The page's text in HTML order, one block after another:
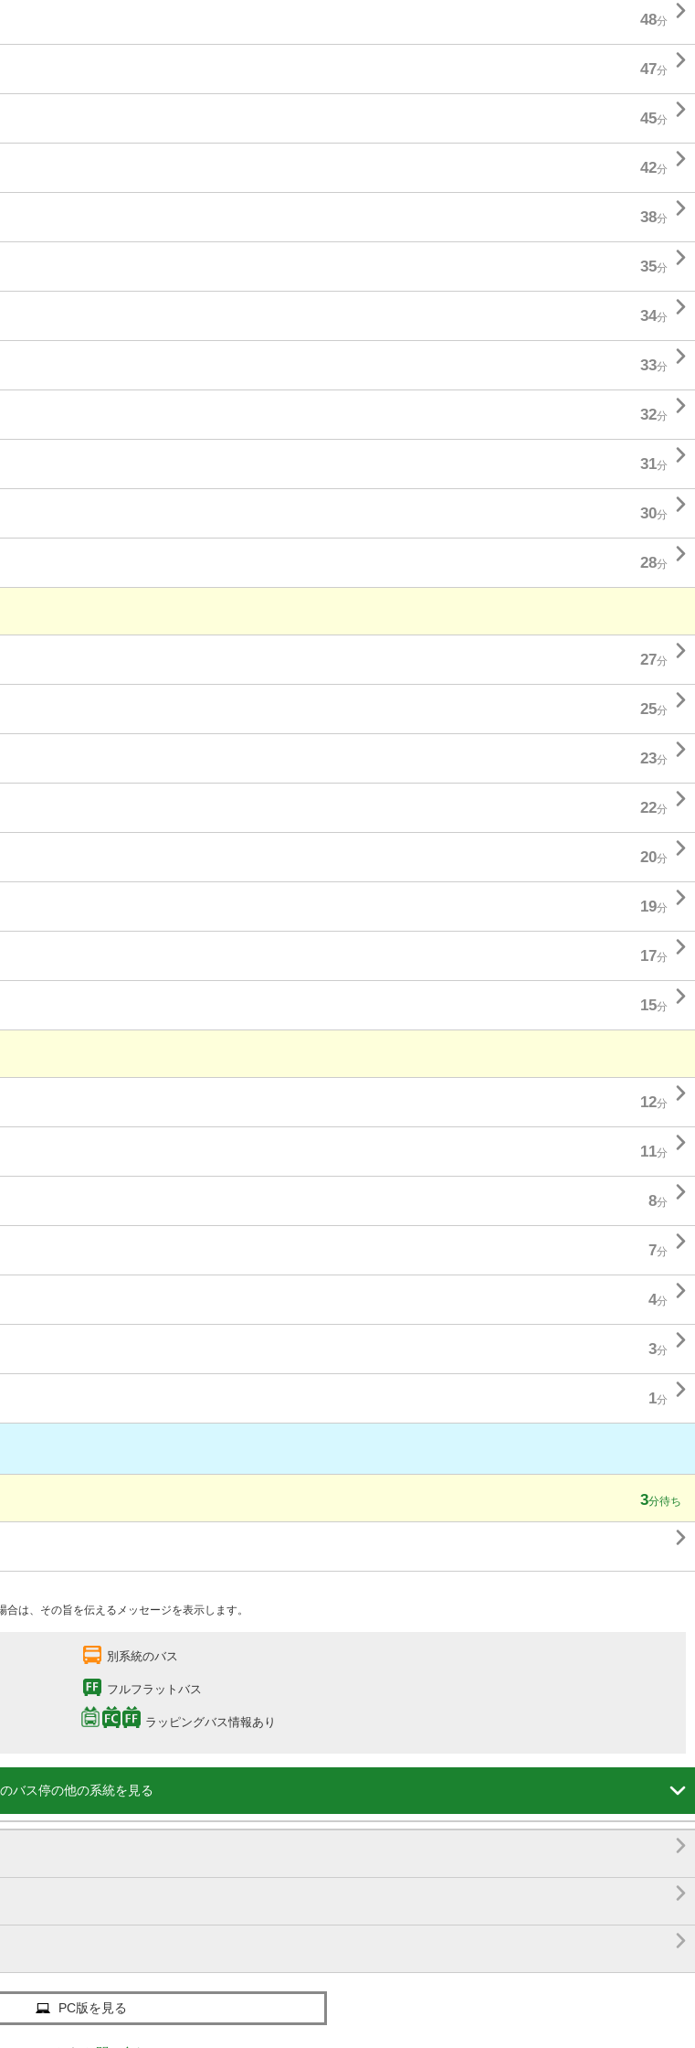
48分 
47分 
45分 
42分 
38分 
35分 
34分 
33分 
32分 
31分 
30分 
28分 
27分 
25分 
23分 
22分 
20分 
19分 
17分 
15分 
12分 
11分 
8分 
7分 
4分 
3分 
1分 
3分待ち

は、その旨を伝えるメッセージを表示します。
別系統のバス
フルフラットバス
ラッピングバス情報あり
バス停の他の系統を見る 



PC版を見る